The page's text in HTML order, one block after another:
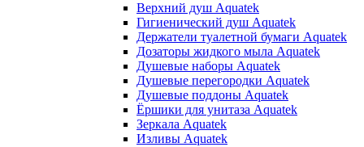
Верхний душ Aquatek
Гигиенический душ Aquatek
Держатели туалетной бумаги Aquatek
Дозаторы жидкого мыла Aquatek
Душевые наборы Aquatek
Душевые перегородки Aquatek
Душевые поддоны Aquatek
Ёршики для унитаза Aquatek
Зеркала Aquatek
Изливы Aquatek